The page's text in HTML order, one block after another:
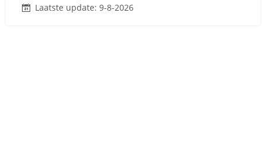
Laatste update: 9-8-2026